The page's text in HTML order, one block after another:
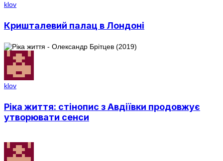
klov
Кришталевий палац в Лондоні
klov
Ріка життя: стінопис з Авдіївки продовжує
утворювати сенси